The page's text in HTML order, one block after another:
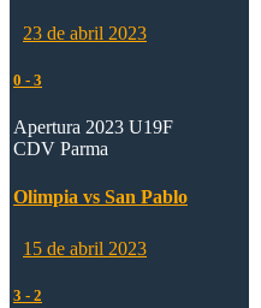
23 de abril 2023
0 - 3
Apertura 2023 U19F
CDV Parma
Olimpia vs San Pablo
15 de abril 2023
3 - 2